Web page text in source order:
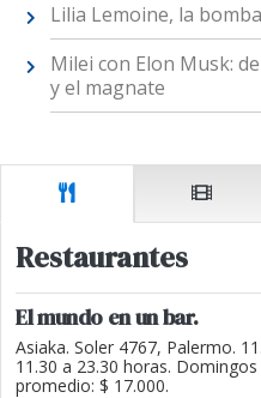
Lilia Lemoine, la
Milei con Elon Musk:
y el magnate
Restaurantes
El mundo en un bar.
Asiaka. Soler 4767, Palermo.
11.30 a 23.30 horas.
promedio: $ 17.000.